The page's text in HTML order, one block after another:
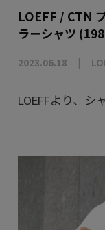
LOEFF / CTN
ラーシャツ
2023.06.18
LOEFFより、シ